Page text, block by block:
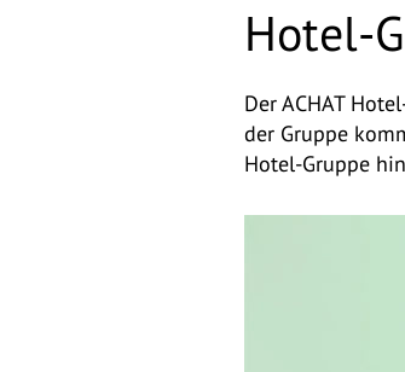
Hotel-
Der ACHAT
der Gruppe
Hotel-Gruppe